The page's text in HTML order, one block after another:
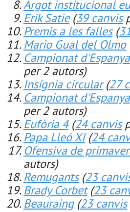
Argot institucional
Erik Satie (39 canvis
Premis a les falles (
Mario Gual del Olmo
Campionat
per 2 autors)
Insígnia circular (27
Campionat
per 2 autors)
Eufòria 4 (24 canvis
Papa Lleó XI (24
Ofensiva de
autors)
Remugants (23
Brady Corbet (23
Beauraing (23 canvis